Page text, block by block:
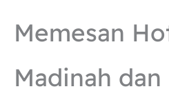
Memesan
Madinah